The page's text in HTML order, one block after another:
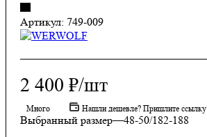
Артикул: 749-009
2 400 ₽/шт
Много Нашли дешевле? Пришлите ссылку
Выбранный размер—48-50/182-188